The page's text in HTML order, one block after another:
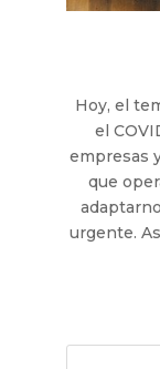
Hoy, el
el
empresas
que
urgente.